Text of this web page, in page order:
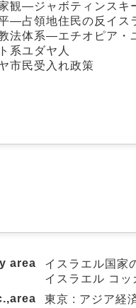
―ジャボティンスキ
占領地住民の反イス
体系―エチオピア・
系ユダヤ人
市民受入れ政策
area
イスラエル国家
イスラエル コッ
東京 : アジア経